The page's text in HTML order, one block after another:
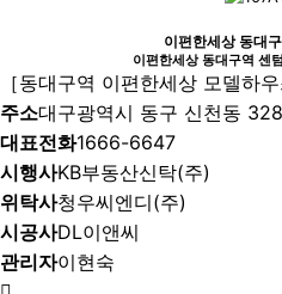
이편한세상 동대
이편한세상 동대구역 센
［동대구역 이편한세상 모델하우
주소대구광역시 동구 신천동
대표전화1666-6647
시행사KB부동산신탁(주)
위탁사청우씨엔디(주)
시공사DL이앤씨
관리자이현숙